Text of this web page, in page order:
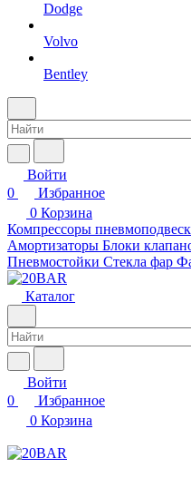
Dodge
Volvo
Bentley
Войти
0
Избранное
0 Корзина
Компрессоры
Амортизаторы Блоки
Пневмостойки Стекла фар
Каталог
Войти
0
Избранное
0 Корзина